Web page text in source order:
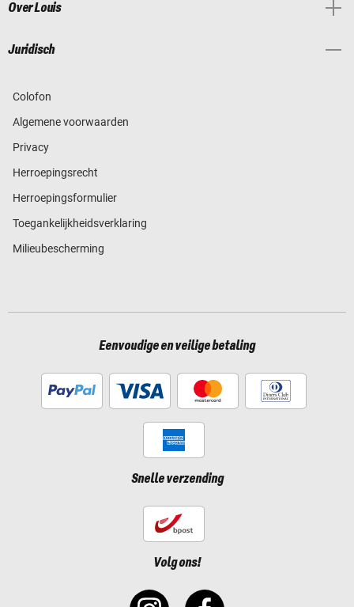
Over Louis
Juridisch
Colofon
Algemene voorwaarden
Privacy
Herroepingsrecht
Herroepingsformulier
Toegankelijkheidsverklaring
Milieubescherming
Eenvoudige en veilige betaling
Snelle verzending
Volg ons!